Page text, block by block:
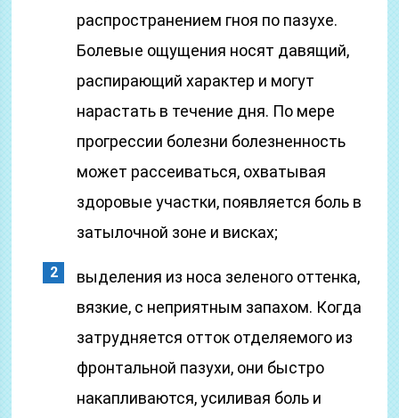
распространением гноя по пазухе.
Болевые ощущения носят давящий,
распирающий характер и могут
нарастать в течение дня. По мере
прогрессии болезни болезненность
может рассеиваться, охватывая
здоровые участки, появляется боль в
затылочной зоне и висках;
выделения из носа зеленого оттенка,
вязкие, с неприятным запахом. Когда
затрудняется отток отделяемого из
фронтальной пазухи, они быстро
накапливаются, усиливая боль и